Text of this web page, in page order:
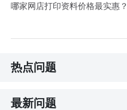
哪家网店打印资料价格最实惠？
热点问题
最新问题